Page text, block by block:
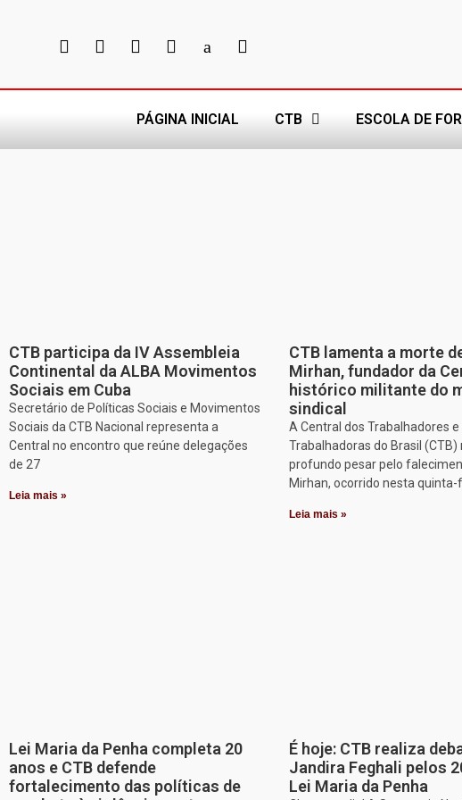
PÁGINA INICIAL CTB ESCOLA DE
CTB participa da IV Assembleia
Continental da ALBA Movimentos
Sociais em Cuba
Secretário de Políticas Sociais e Movimentos
Sociais da CTB Nacional representa a
Central no encontro que reúne delegações
de 27
Leia mais »
CTB lamenta a morte
Mirhan, fundador da
histórico militante do
sindical
A Central dos Trabalhadores e
Trabalhadoras do Brasil
profundo pesar pelo
Mirhan, ocorrido nesta quinta-
Leia mais »
Lei Maria da Penha completa 20
anos e CTB defende
fortalecimento das políticas de
É hoje: CTB realiza
Jandira Feghali pelos
Lei Maria da Penha